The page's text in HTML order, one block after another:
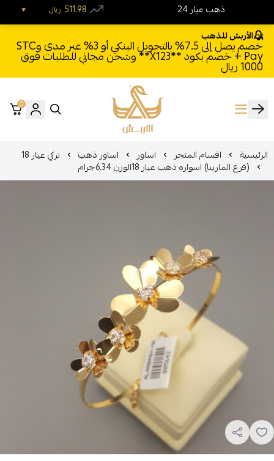
الأربش للذهب
خصم يصل إلى 7.5% بالتحويل البنكي أو 3% عبر مدى وSTC
Pay + خصم بكود **X123** وشحن مجاني للطلبات فوق
1000 ريال
الأربش للذهب
0
الرئيسية اقسام المتجر اساور اساور ذهب تركي عيار 18
(فرع المارينا) اسواره ذهب عيار 18الوزن 6.34جرام
24 ذهب عيار ريال 511.98